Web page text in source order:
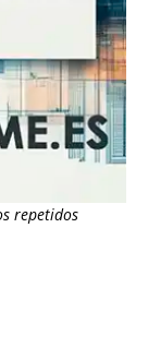
repetidos